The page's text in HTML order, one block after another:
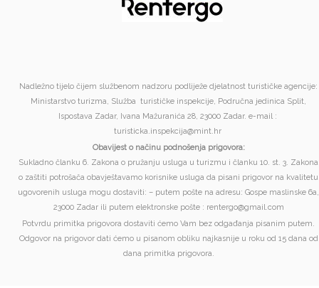
Nadležno tijelo čijem službenom nadzoru podliježe djelatnost turističke agencije:
Ministarstvo turizma, Služba turističke inspekcije, Područna jedinica Split,
Ispostava Zadar, Ivana Mažuranića 28, 23000 Zadar. e-mail :
turisticka.inspekcija@mint.hr
Obavijest o načinu podnošenja prigovora:
Sukladno članku 6. Zakona o pružanju usluga u turizmu i članku 10. st. 3. Zakona
o zaštiti potrošača obavještavamo korisnike usluga da pisani prigovor na kvalitetu
ugovorenih usluga mogu dostaviti: – putem pošte na adresu: Gospe maslinske 6a,
23000 Zadar ili putem elektronske pošte : rentergo@gmail.com
Potvrdu primitka prigovora dostaviti ćemo Vam bez odgađanja pisanim putem.
Odgovor na prigovor dati ćemo u pisanom obliku najkasnije u roku od 15 dana od
dana primitka prigovora.